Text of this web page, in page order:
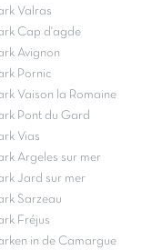
Valras
Cap d'agde
Avignon
Pornic
Vaison la Romaine
Pont du Gard
Vias
Argeles sur mer
Jard sur mer
Sarzeau
Fréjus
in de Camargue